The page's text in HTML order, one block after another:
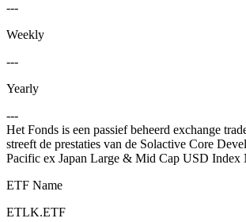
---
Weekly
---
Yearly
---
Het Fonds is een passief beheerd exchange
streeft de prestaties van de Solactive Core
Pacific ex Japan Large & Mid Cap USD Index
ETF Name
ETLK.ETF